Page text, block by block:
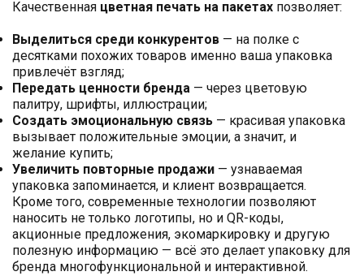
Качественная цветная печать на пакетах позволяет:
Выделиться среди конкурентов — на полке с
десятками похожих товаров именно ваша упаковка
привлечёт взгляд;
Передать ценности бренда — через цветовую
палитру, шрифты, иллюстрации;
Создать эмоциональную связь — красивая упаковка
вызывает положительные эмоции, а значит, и
желание купить;
Увеличить повторные продажи — узнаваемая
упаковка запоминается, и клиент возвращается.
Кроме того, современные технологии позволяют
наносить не только логотипы, но и QR-коды,
акционные предложения, экомаркировку и другую
полезную информацию — всё это делает упаковку для
бренда многофункциональной и интерактивной.